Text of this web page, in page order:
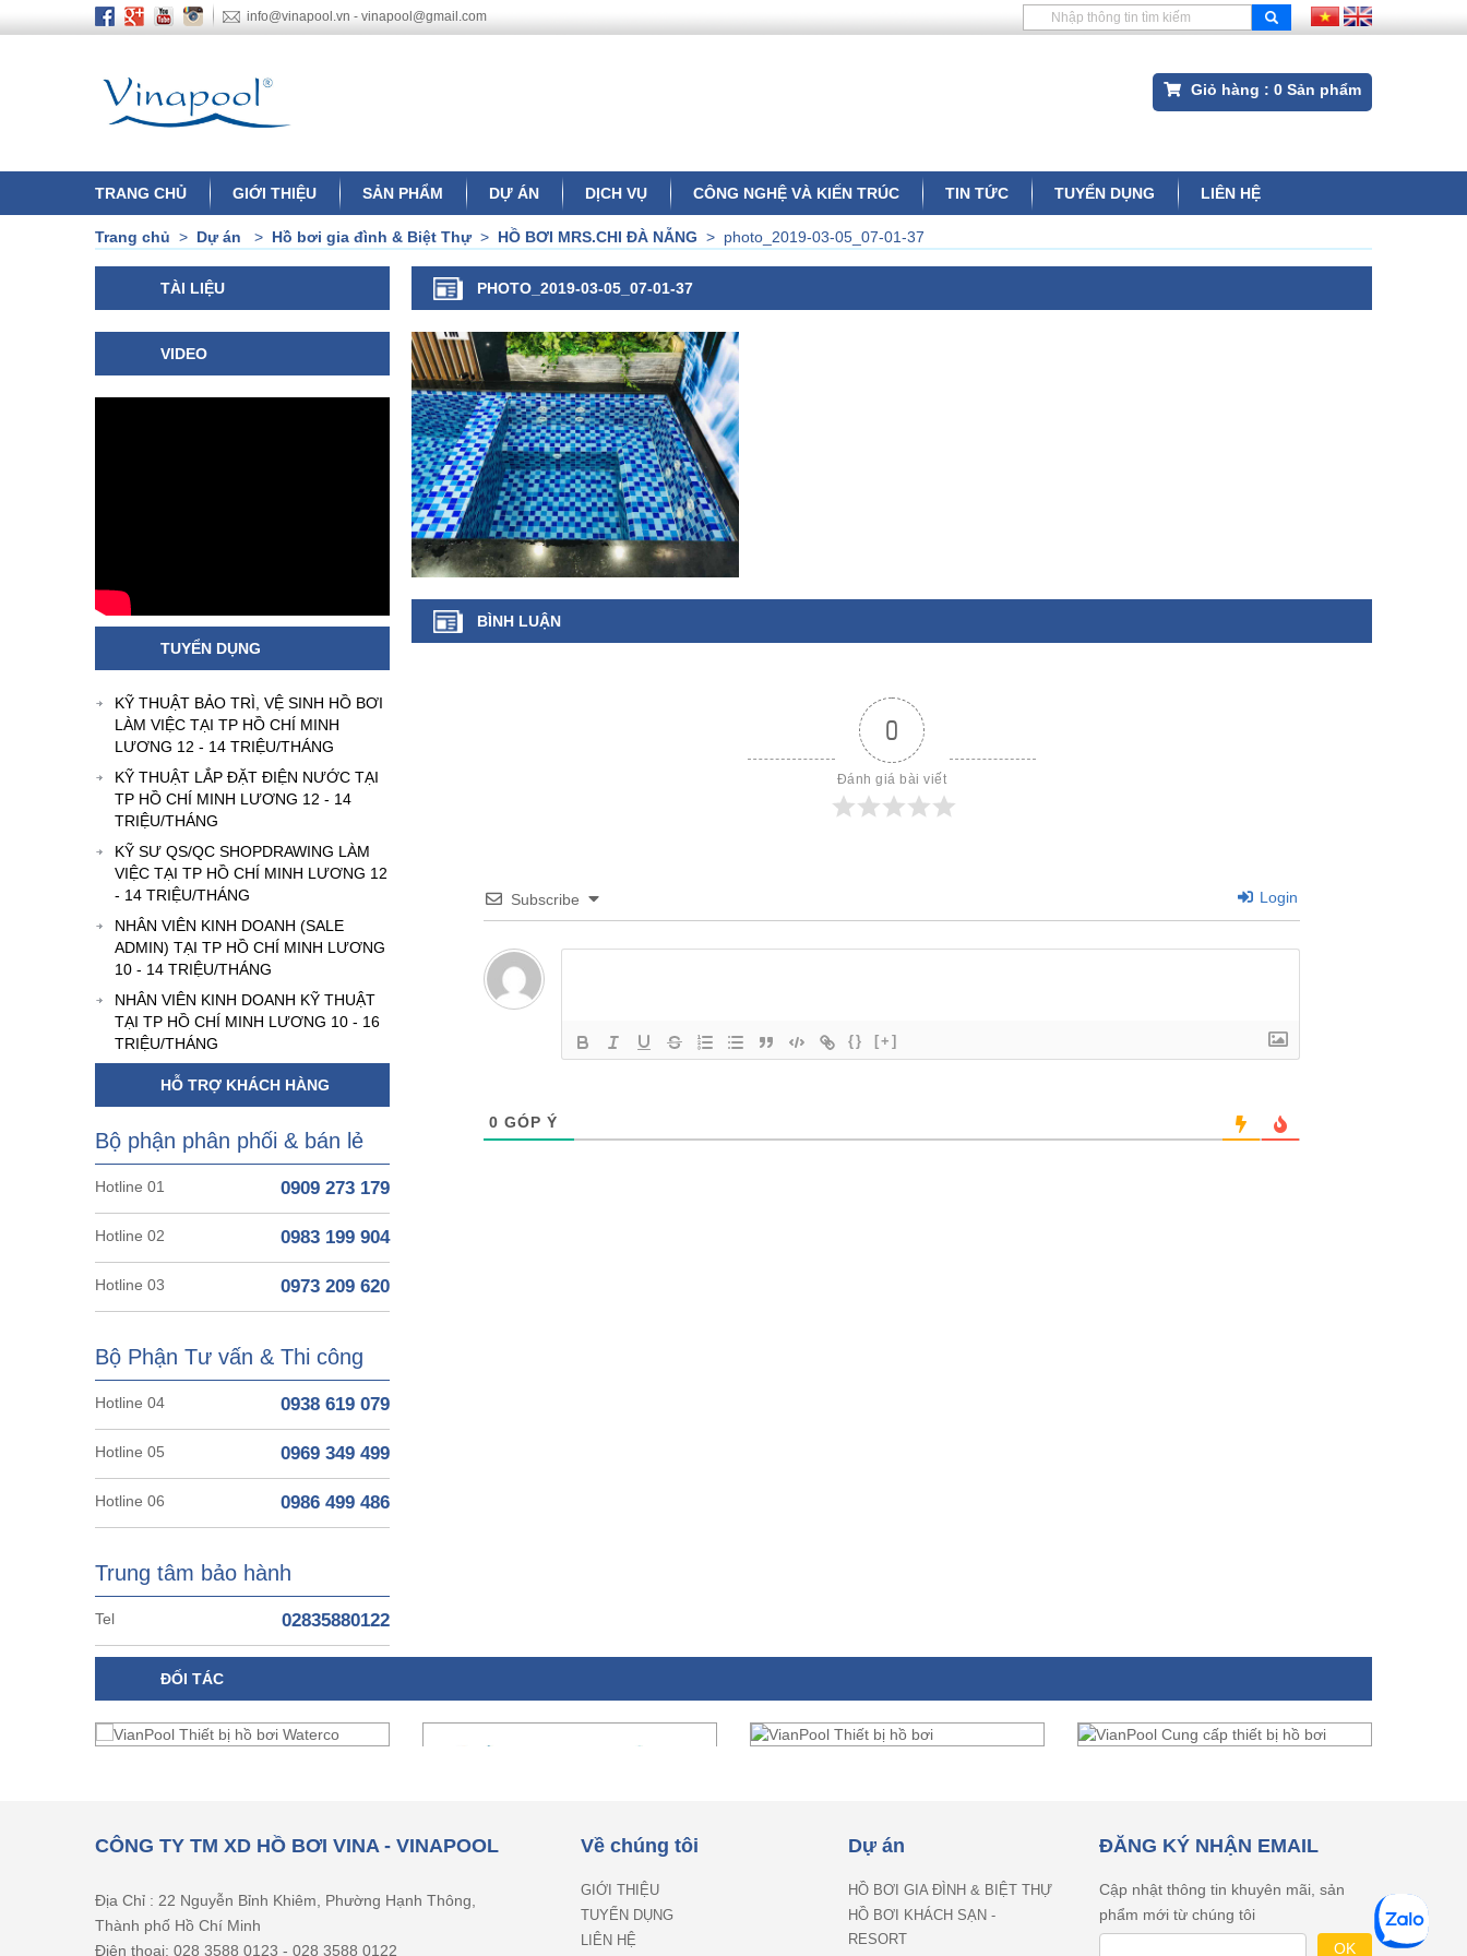
info@vinapool.vn - vinapool@gmail.com
Giỏ hàng : 0 Sản phẩm
TRANG CHỦ GIỚI THIỆU SẢN PHẨM DỰ ÁN DỊCH VỤ CÔNG NGHỆ VÀ KIẾN TRÚC TIN TỨC TUYỂN DỤNG LIÊN HỆ
Trang chủ > Dự án > Hồ bơi gia đình & Biệt Thự> HỒ BƠI MRS.CHI ĐÀ NẴNG > photo_2019-03-05_07-01-37
TÀI LIỆU
VIDEO
TUYỂN DỤNG
KỸ THUẬT BẢO TRÌ, VỆ SINH HỒ BƠI
LÀM VIỆC TẠI TP HỒ CHÍ MINH
LƯƠNG 12 - 14 TRIỆU/THÁNG
KỸ THUẬT LẮP ĐẶT ĐIỆN NƯỚC TẠI
TP HỒ CHÍ MINH LƯƠNG 12 - 14
TRIỆU/THÁNG
KỸ SƯ QS/QC SHOPDRAWING LÀM
VIỆC TẠI TP HỒ CHÍ MINH LƯƠNG 12
- 14 TRIỆU/THÁNG
NHÂN VIÊN KINH DOANH (SALE
ADMIN) TẠI TP HỒ CHÍ MINH LƯƠNG
10 - 14 TRIỆU/THÁNG
NHÂN VIÊN KINH DOANH KỸ THUẬT
TẠI TP HỒ CHÍ MINH LƯƠNG 10 - 16
TRIỆU/THÁNG
HỖ TRỢ KHÁCH HÀNG
Bộ phận phân phối & bán lẻ
Hotline 01 0909 273 179
Hotline 02 0983 199 904
Hotline 03 0973 209 620
Bộ Phận Tư vấn & Thi công
Hotline 04 0938 619 079
Hotline 05 0969 349 499
Hotline 06 0986 499 486
Trung tâm bảo hành
Tel 02835880122
PHOTO_2019-03-05_07-01-37
BÌNH LUẬN
0
Đánh giá bài viết
Subscribe Login
{} [+]
0 GÓP Ý
ĐỐI TÁC
Địa Chỉ : 22 Nguyễn Bỉnh Khiêm, Phường Hạnh Thông,
Về chúng tôi
GIỚI THIỆU
TUYỂN DỤNG
Dự án
HỒ BƠI GIA ĐÌNH & BIỆT THỰ
ĐĂNG KÝ NHẬN EMAIL
Cập nhật thông tin khuyên mãi, sản